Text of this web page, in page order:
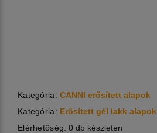
Kategória: CANNI erősített alapok
Kategória: Erősített gél lakk alapok
Elérhetőség: 0 db készleten